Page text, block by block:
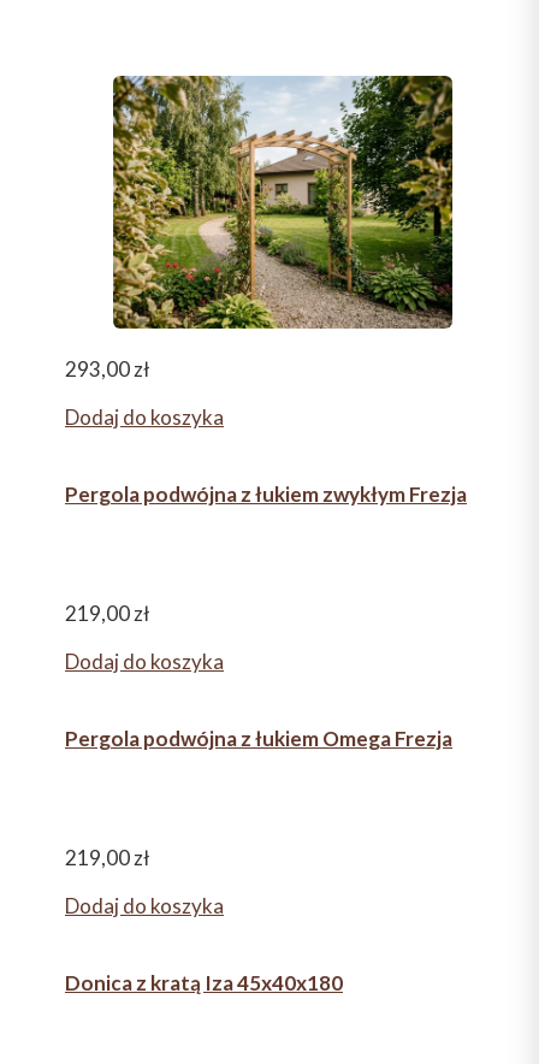
293,00zł
Dodaj do koszyka
Pergola podwójna z łukiem zwykłym Frezja
219,00zł
Dodaj do koszyka
Pergola podwójna z łukiem Omega Frezja
219,00zł
Dodaj do koszyka
Donica z kratą Iza 45x40x180